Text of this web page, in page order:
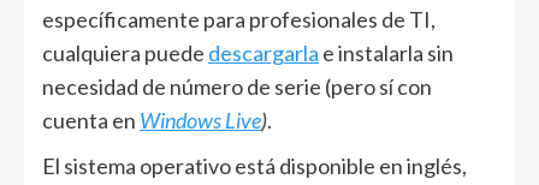
específicamente para profesionales de TI,
cualquiera puede descargarla e instalarla sin
necesidad de número de serie (pero sí con
cuenta en Windows Live).
El sistema operativo está disponible en inglés,